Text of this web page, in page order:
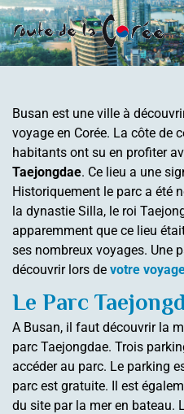
Busan est une ville à
voyage en Corée. La côte de
habitants ont su en profiter
Taejongdae. Ce lieu a une
Historiquement le parc a été
la dynastie Silla, le roi
apparemment que ce lieu
ses nombreux voyages. Une
découvrir lors de votre
Le Parc
A Busan, il faut découvrir la
parc Taejongdae. Trois
accéder au parc. Le parking
parc est gratuite. Il est
du site par la mer en bateau.